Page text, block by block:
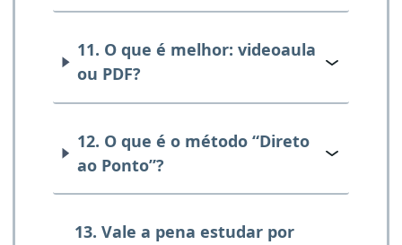
11. O que é melhor: videoaula
ou PDF?
12. O que é o método “Direto
ao Ponto”?
13. Vale a pena estudar por